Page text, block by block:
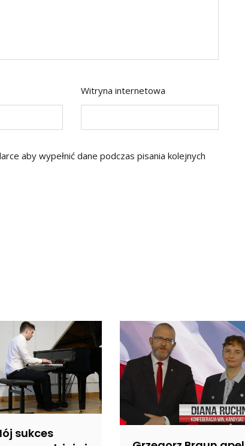
Witryna internetowa
aby wypełnić dane podczas pisania kolejnych
sukces